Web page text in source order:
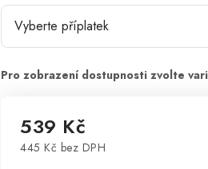
539 Kč
445 Kč bez DPH